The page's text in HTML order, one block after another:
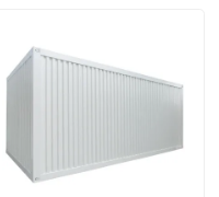
جولة في المصنع
مراقبة الجودة